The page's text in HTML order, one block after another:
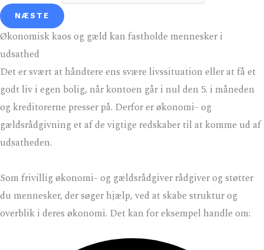
k
t
n
P
o
NÆSTE
Økonomisk kaos og gæld kan fastholde mennesker i
udsathed
Det er svært at håndtere ens svære livssituation eller at få et
godt liv i egen bolig, når kontoen går i nul den 5. i måneden
og kreditorerne presser på. Derfor er økonomi- og
gældsrådgivning et af de vigtige redskaber til at komme ud af
udsatheden.
Som frivillig økonomi- og gældsrådgiver rådgiver og støtter
du mennesker, der søger hjælp, ved at skabe struktur og
overblik i deres økonomi. Det kan for eksempel handle om: